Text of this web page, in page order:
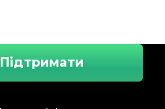
Підтримати